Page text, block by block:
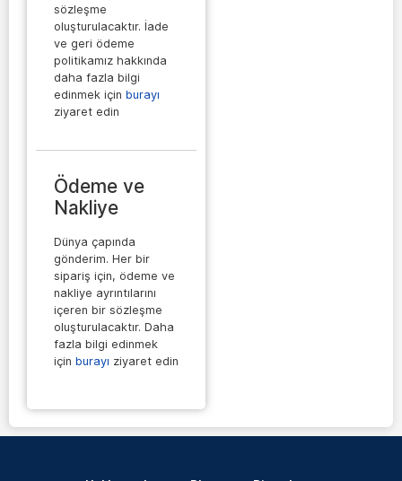
sözleşme
oluşturulacaktır. İade
ve geri ödeme
politikamız hakkında
daha fazla bilgi
edinmek için burayı
ziyaret edin
Ödeme ve
Nakliye
Dünya çapında
gönderim. Her bir
sipariş için, ödeme ve
nakliye ayrıntılarını
içeren bir sözleşme
oluşturulacaktır. Daha
fazla bilgi edinmek
için burayı ziyaret edin